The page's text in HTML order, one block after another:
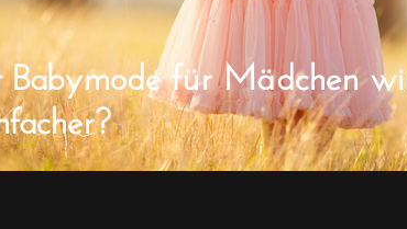
Babymode für Mädchen